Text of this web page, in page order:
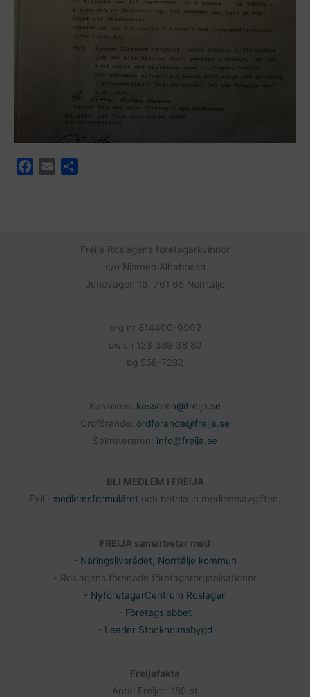
Freija Roslagens företagarkvinnor
c/o Nisreen Alhabbash
Junovägen 16, 761 65 Norrtälje
org nr 814400-9902
swish 123 389 38 80
bg 558-7282
Kassören: kassoren@freija.se
Ordförande: ordforande@freija.se
Sekreteraren: info@freija.se
BLI MEDLEM I FREIJA
Fyll i medlemsformuläret och betala in medlemsavgiften.
FREIJA samarbetar med
- Näringslivsrådet, Norrtälje kommun
- Roslagens förenade företagarorganisationer
- NyföretagarCentrum Roslagen
Företagslabbet
- Leader Stockholmsbygd
Freijafakta
Antal Freijor: 189 st